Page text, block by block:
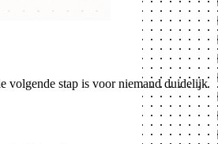
volgende stap is voor niemand duidelijk